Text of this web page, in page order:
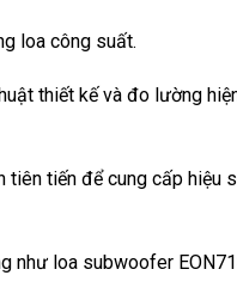
loa công suất.
thiết kế và đo lường
tiên tiến để cung cấp hiệu
như loa subwoofer